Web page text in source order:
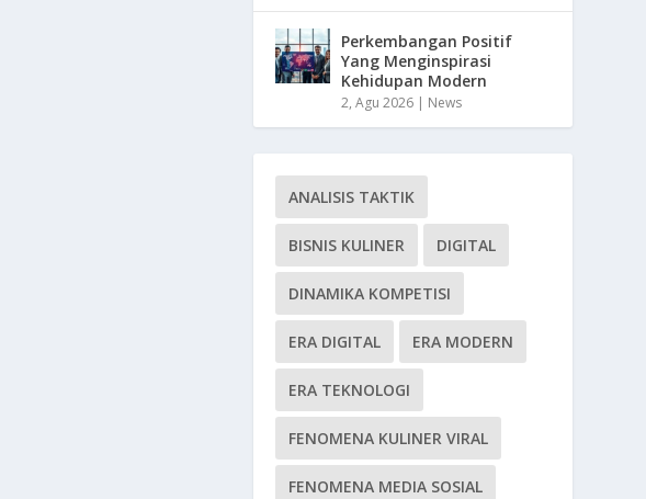
Perkembangan Positif
Yang Menginspirasi
Kehidupan Modern
2, Agu 2026 | News
ANALISIS TAKTIK
BISNIS KULINER DIGITAL
DINAMIKA KOMPETISI
ERA DIGITAL ERA MODERN
ERA TEKNOLOGI
FENOMENA KULINER VIRAL
FENOMENA MEDIA SOSIAL